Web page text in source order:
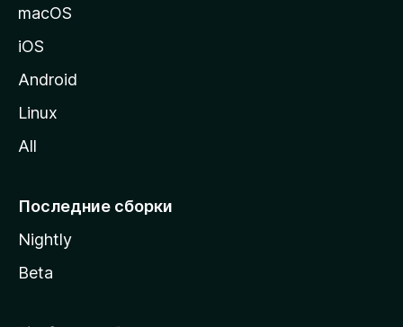
у
M
i
l
macOS
iOS
Android
Linux
All
Последние сборки
Nightly
Beta